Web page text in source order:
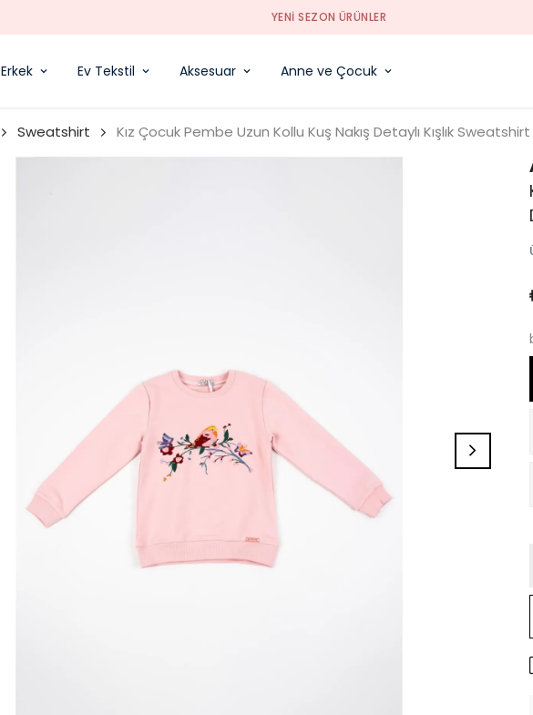
YENI SEZON ÜRÜNLER
Erkek Ev Tekstil Aksesuar Anne ve Çocuk
Sweatshirt Kız Çocuk Pembe Uzun Kollu Kuş Nakış Detaylı Kışlık Sweatshirt